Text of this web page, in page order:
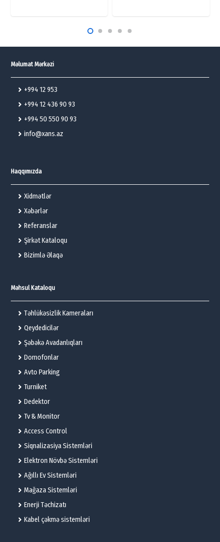
Məlumat Mərkəzi
+994 12 953
+994 12 436 90 93
+994 50 550 90 93
info@xans.az
Haqqımızda
Xidmətlər
Xəbərlər
Referanslar
Şirkət Kataloqu
Bizimlə Əlaqə
Məhsul Kataloqu
Təhlükəsizlik Kameraları
Qeydedicilər
Şəbəkə Avadanlıqları
Domofonlar
Avto Parking
Turniket
Dedektor
Tv & Monitor
Access Control
Siqnalizasiya Sistemləri
Elektron Növbə Sistemləri
Ağıllı Ev Sistemləri
Mağaza Sistemləri
Enerji Təchizatı
Kabel çəkmə sistemləri